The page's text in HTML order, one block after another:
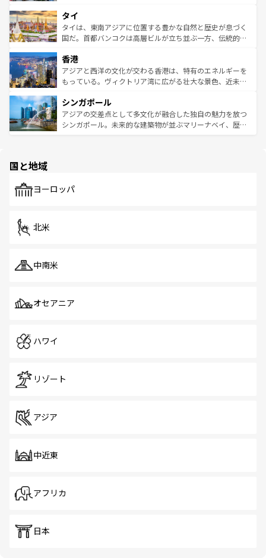
リティに包まれながら、韓国の多彩な魅力を心ゆくまで味
わってみてほしい。 なお、新着の韓国情報はコンテンツ一
覧を参照してほしい。
急速な発展と共に伝統が息づく。ハノイの古い町並みやホ
ーチミン市のフランス統治時代の建物も、独特の雰囲気を
醸し出している。また、バラエティの豊かさとおいしさで
とつ。フォーやバインミー、ベトナムコーヒーなどは、ぜ
ひ現地で味わいたい。どの地域を訪れてもあたたかい人々
が旅行者を迎えてくれるので、きっと忘れられない旅にな
参照してほしい。
タイ
タイは、東南アジアに位置する豊かな自然と歴史が息づく
国だ。首都バンコクは高層ビルが立ち並ぶ一方、伝統的な
の活気が交差している。北部ではチェンマイなどの山岳地
帯で自然と触れ合い、南部ではプーケットやクラビの美し
いビーチでリゾート気分を楽しむことができる。タイ料理
激する。気候は一年中温暖で、どの季節にも異なる楽しみ
が待っている。親しみやすいタイの人々、仏教を中心とし
た文化、そして多様な観光資源が、訪れる旅人を魅了し続
香港
アジアと西洋の文化が交わる香港は、特有のエネルギーを
もっている。ヴィクトリア湾に広がる壮大な景色、近未来
み、どこを訪れても感動するはず。観光スポットが密集し
ており、効率よく見どころを回れるのも魅力。息をのむよ
うな絶景から文化的な体験まで、香港を存分に楽しみ尽く
シンガポール
アジアの交差点として多文化が融合した独自の魅力を放つ
シンガポール。未来的な建築物が並ぶマリーナベイ、歴史
で、ホーカーズは地元の風情を楽しめる外せないスポット
国と地域
ヨーロッパ
北米
中南米
オセアニア
ハワイ
リゾート
アジア
中近東
アフリカ
日本